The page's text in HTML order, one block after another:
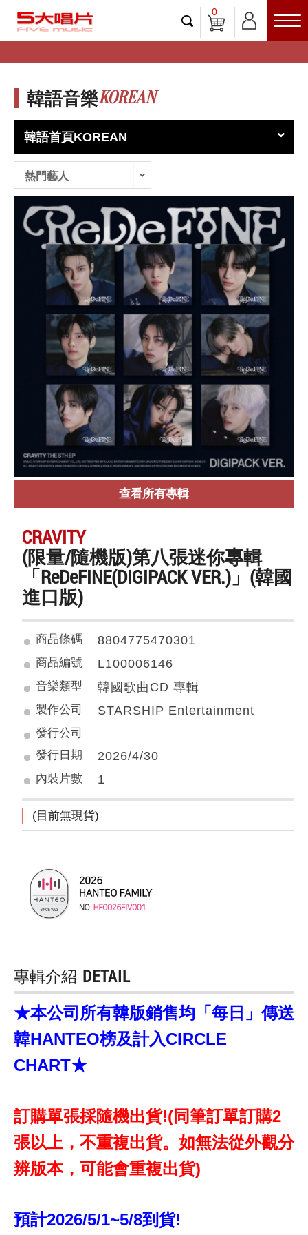
0
韓語音樂KOREAN
韓語首頁KOREAN
熱門藝人
查看所有專輯
CRAVITY
(限量/隨機版)第八張迷你專輯
「ReDeFINE(DIGIPACK VER.)」(韓國
進口版)
商品條碼 8804775470301
商品編號 L100006146
音樂類型 韓國歌曲CD 專輯
製作公司 STARSHIP Entertainment
發行公司
發行日期
2026/4/30
內裝片數 1
(目前無現貨)
專輯介紹 DETAIL
★本公司所有韓版銷售均「每日」傳送
韓HANTEO榜及計入CIRCLE
CHART★
訂購單張採隨機出貨!(同筆訂單訂購2
張以上，不重複出貨。如無法從外觀分
辨版本，可能會重複出貨)
預計2026/5/1~5/8到貨!